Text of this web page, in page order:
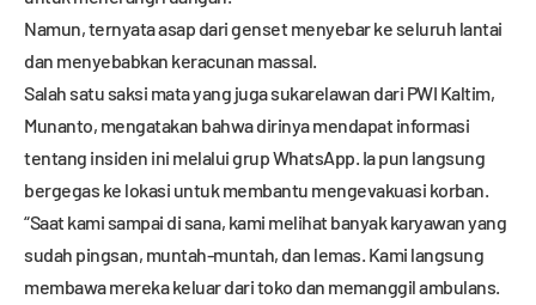
Namun, ternyata asap dari genset menyebar ke seluruh lantai
dan menyebabkan keracunan massal.
Salah satu saksi mata yang juga sukarelawan dari PWI Kaltim,
Munanto, mengatakan bahwa dirinya mendapat informasi
tentang insiden ini melalui grup WhatsApp. Ia pun langsung
bergegas ke lokasi untuk membantu mengevakuasi korban.
“Saat kami sampai di sana, kami melihat banyak karyawan yang
sudah pingsan, muntah-muntah, dan lemas. Kami langsung
membawa mereka keluar dari toko dan memanggil ambulans.